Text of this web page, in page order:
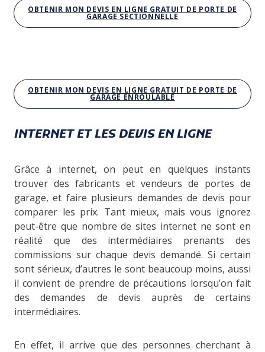
OBTENIR MON DEVIS EN LIGNE GRATUIT DE PORTE DE
GARAGE SECTIONNELLE
OBTENIR MON DEVIS EN LIGNE GRATUIT DE PORTE DE
GARAGE ENROULABLE
INTERNET ET LES DEVIS EN LIGNE
Grâce à internet, on peut en quelques instants
trouver des fabricants et vendeurs de portes de
garage, et faire plusieurs demandes de devis pour
comparer les prix. Tant mieux, mais vous ignorez
peut-être que nombre de sites internet ne sont en
réalité que des intermédiaires prenants des
commissions sur chaque devis demandé. Si certain
sont sérieux, d’autres le sont beaucoup moins, aussi
il convient de prendre de précautions lorsqu’on fait
des demandes de devis auprès de certains
intermédiaires.
En effet, il arrive que des personnes cherchant à